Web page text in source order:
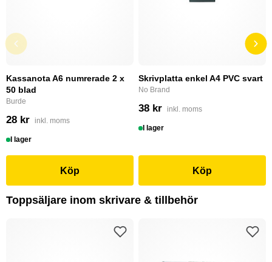
Kassanota A6 numrerade 2 x
50 blad
Burde
28 kr inkl. moms
I lager
Köp
Skrivplatta enkel A4 PVC svart
No Brand
38 kr inkl. moms
I lager
Köp
Toppsäljare inom skrivare & tillbehör